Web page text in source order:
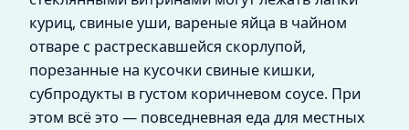
куриц, свиные уши, вареные яйца в чайном
отваре с растрескавшейся скорлупой,
порезанные на кусочки свиные кишки,
субпродукты в густом коричневом соусе. При
этом всё это — повседневная еда для местных